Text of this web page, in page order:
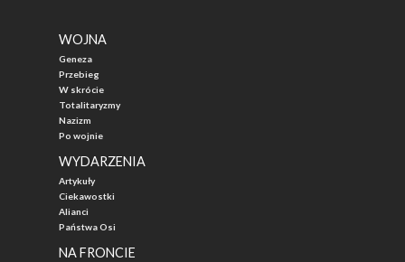
WOJNA
Geneza
Przebieg
W skrócie
Totalitaryzmy
Nazizm
Po wojnie
WYDARZENIA
Artykuły
Ciekawostki
Alianci
Państwa Osi
NA FRONCIE